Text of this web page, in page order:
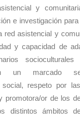
y
e investigación
red asistencial y
y capacidad de
un marcado
social, respeto por
promotora/or de los
distintos ámbitos